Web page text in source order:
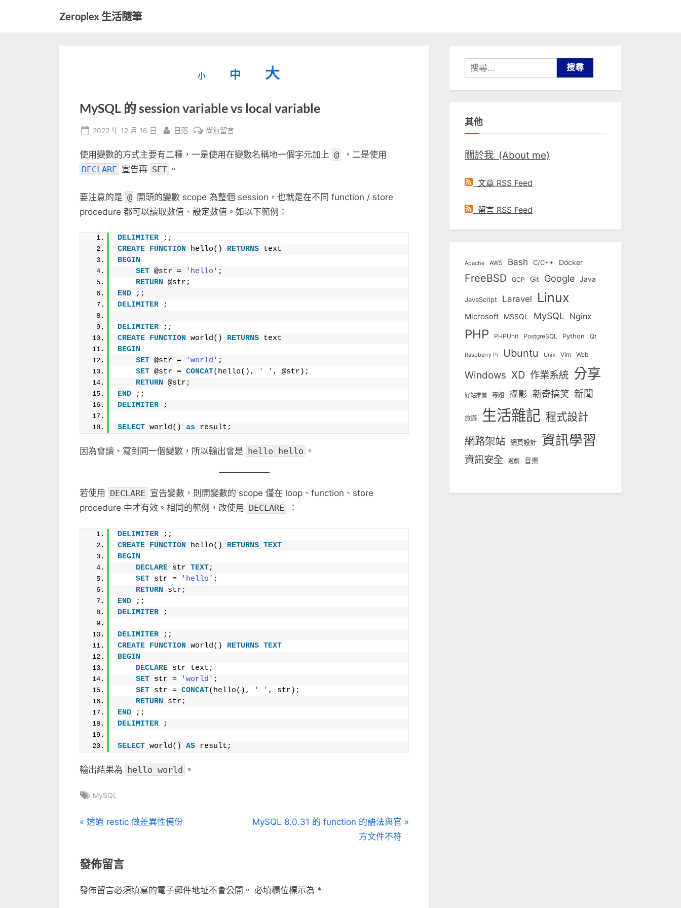
Zeroplex 生活隨筆
小
小
型
小。
中
重
字
大
大
型
小。
MySQL 的 session variable vs local variable
Posted
2022 年 12 月 16 日 By
日落
在
的
vs
local
variable〉
中
尚無留言
使用變數的方式主要有二種，一是使用在變數名稱地一個字元加上 @
，二是使用
DECLARE 宣告再 SET 。
要注意的是 @ 開頭的變數 scope 為整個 session，也就是在不同 function / store
procedure 都可以讀取數值、設定數值。如以下範例：
DELIMITER ;;
CREATE FUNCTION hello() RETURNS text
BEGIN
SET @str = 'hello' ;
RETURN @str;
END ;;
DELIMITER ;
DELIMITER ;;
CREATE FUNCTION world() RETURNS text
BEGIN
SET @str = 'world' ;
SET @str = CONCAT(hello(), ' ' , @str);
RETURN @str;
END ;;
DELIMITER ;
SELECT world() as result;
因為會讀、寫到同一個變數，所以輸出會是 hello hello 。
若使用 DECLARE 宣告變數，則開變數的 scope 僅在 loop、function、store
procedure 中才有效。相同的範例，改使用
DECLARE ：
DELIMITER ;;
CREATE FUNCTION hello() RETURNS TEXT
BEGIN
DECLARE str TEXT;
SET str = 'hello' ;
RETURN str;
END ;;
DELIMITER ;
DELIMITER ;;
CREATE FUNCTION world() RETURNS TEXT
BEGIN
DECLARE str text;
SET str = 'world' ;
SET str = CONCAT(hello(), ' ' , str);
RETURN str;
END ;;
DELIMITER ;
SELECT world() AS result;
輸出結果為 hello world 。
Tags:
MySQL
文
導
覽
P
v
o
透過 restic 做差異性備份
N
o
MySQL 8.0.31 的 function 的語法與官
方文件不符
發佈留言
發佈留言必須填寫的電子郵件地址不會公開。 必填欄位標示為 *
搜
尋
關
字:
其他
關於我 (About me)
文章 RSS Feed
留言 RSS Feed
Apache AWS Bash C/C++ Docker
FreeBSD GCP Git Google Java
JavaScript Laravel Linux
Microsoft MSSQL MySQL Nginx
PHP PHPUnit PostgreSQL Python Qt
Raspberry Pi Ubuntu Unix Vim Web
Windows XD 作業系統 分享
好站推薦 專題 攝影 新奇搞笑 新聞
旅遊 生活雜記 程式設計
網路架站 網頁設計 資訊學習
資訊安全 遊戲 音樂